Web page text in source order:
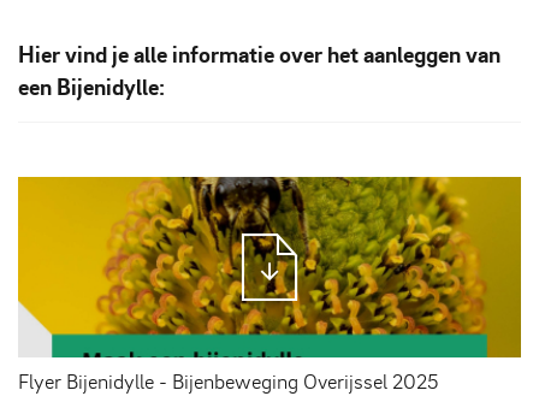
Hier vind je alle informatie over het aanleggen van
een Bijenidylle:
Flyer Bijenidylle - Bijenbeweging Overijssel 2025